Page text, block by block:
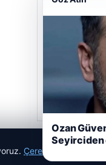
Hastaş Beton
26/05/2026
Çerez Politikamız
Ozan
Seyirciden